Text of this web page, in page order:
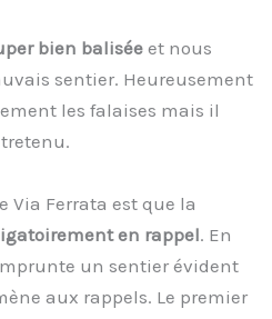
bien balisée et nous
sentier. Heureusement
les falaises mais il
Via Ferrata est que la
en rappel. En
un sentier évident
aux rappels. Le premier